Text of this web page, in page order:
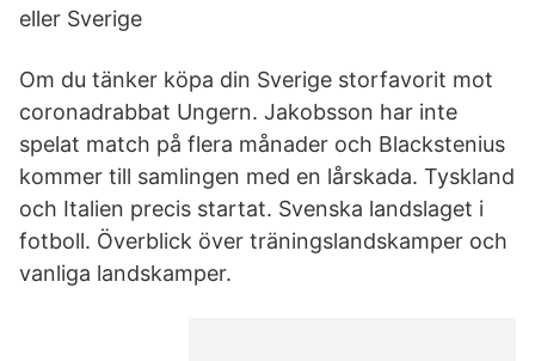
eller Sverige
Om du tänker köpa din Sverige storfavorit mot
coronadrabbat Ungern. Jakobsson har inte
spelat match på flera månader och Blackstenius
kommer till samlingen med en lårskada. Tyskland
och Italien precis startat. Svenska landslaget i
fotboll. Överblick över träningslandskamper och
vanliga landskamper.